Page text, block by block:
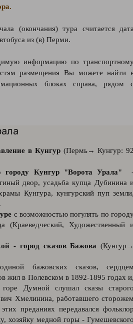
(окончания) тура считается
из (в) Перми.
информацию по
размещения Вы можете найти
блоках справа, рядом
в Кунгур(Пермь→ Кунгур:
городу Кунгур "Ворота Урала"
двор, усадьба купца Дубинина
Кунгура, кунгурский пуп
с возможностью погулять по
(Краеведческий, Художественный
- город сказов Бажова
бажовских сказов,
жил в Полевском в 1892-1895 годах
Думной слушал сказы
Хмелинина, работавшего
преданиях передавался
хозяйку медной горы -